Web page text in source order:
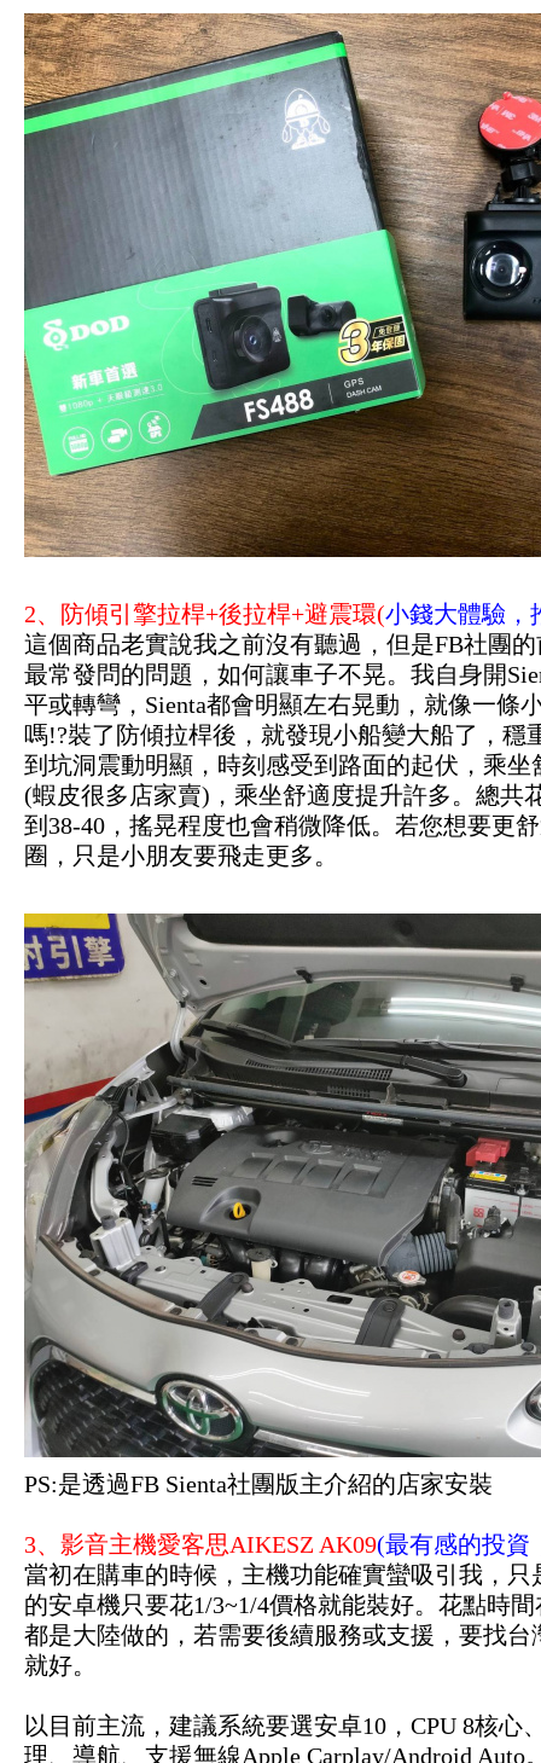
2、防傾引擎拉桿+後拉桿+避震環(小錢大體驗
這個商品老實說我之前沒有聽過，但是FB社團
最常發問的問題，如何讓車子不晃。我自身開
平或轉彎，Sienta都會明顯左右晃動，就像一條
嗎!?裝了防傾拉桿後，就發現小船變大船了，穩
到坑洞震動明顯，時刻感受到路面的起伏，乘
(蝦皮很多店家賣)，乘坐舒適度提升許多。總共
到38-40，搖晃程度也會稍微降低。若您想要更
圈，只是小朋友要飛走更多。
PS:是透過FB Sienta社團版主介紹的店家安裝
3、影音主機愛客思AIKESZ AK09(最有感的投
當初在購車的時候，主機功能確實蠻吸引我，
的安卓機只要花1/3~1/4價格就能裝好。花點時
都是大陸做的，若需要後續服務或支援，要找
就好。
以目前主流，建議系統要選安卓10，CPU 8核心
理、導航、支援無線Apple Carplay/Android